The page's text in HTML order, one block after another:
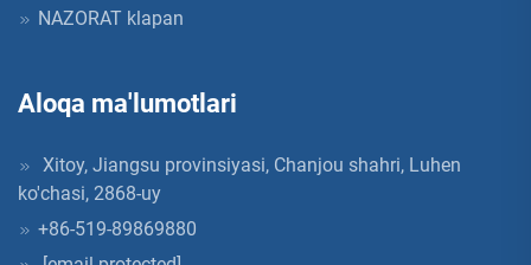
NAZORAT klapan
Aloqa ma'lumotlari
Xitoy, Jiangsu provinsiyasi, Chanjou shahri, Luhen
ko'chasi, 2868-uy
+86-519-89869880